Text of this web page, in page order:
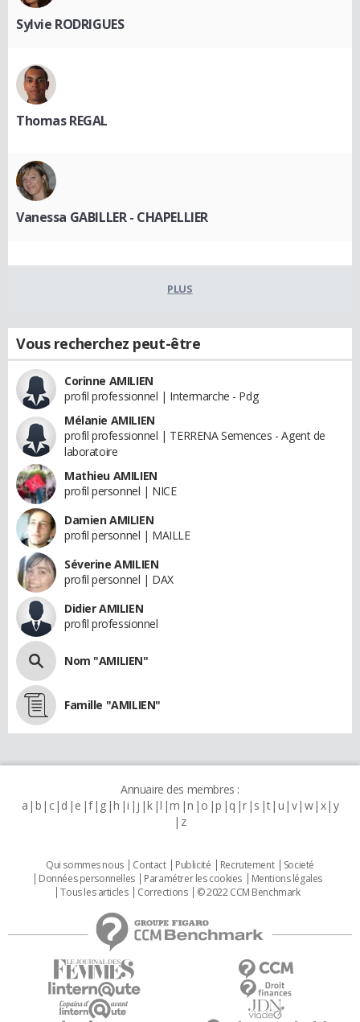
Sylvie RODRIGUES
Thomas REGAL
Vanessa GABILLER - CHAPELLIER
PLUS
Vous recherchez peut-être
Corinne AMILIEN
profil professionnel | Intermarche - Pdg
Mélanie AMILIEN
profil professionnel | TERRENA Semences - Agent de
laboratoire
Mathieu AMILIEN
profil personnel | NICE
Damien AMILIEN
profil personnel | MAILLE
Séverine AMILIEN
profil personnel | DAX
Didier AMILIEN
profil professionnel
Nom "AMILIEN"
Famille "AMILIEN"
Annuaire des membres :
a b c d e f g h i j k l m n o p q r s t u v w x y
z
Qui sommes nous Contact Publicité Recrutement
Societé
Données personnelles
Paramétrer les cookies
Mentions légales
Tous les articles
Corrections © 2022 CCM Benchmark